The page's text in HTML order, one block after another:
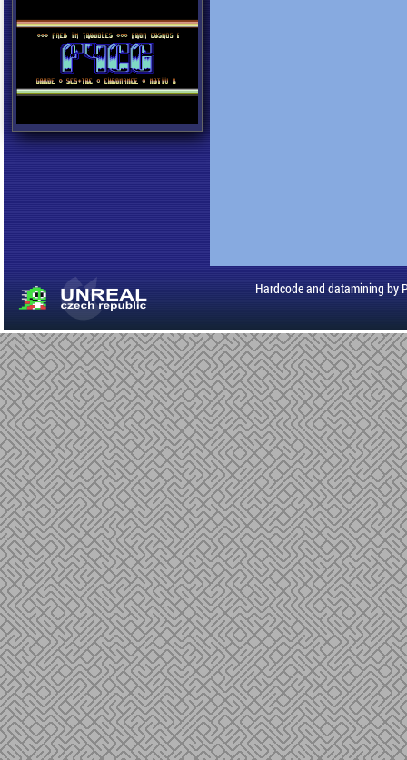
Hardcode and datamining by